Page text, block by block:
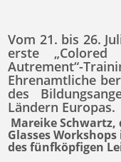
Vom 21. bis 26.
erste
Autrement“-
Ehrenamtliche
des
Ländern Europas.
Mareike Schwartz,
Glasses
des fünfköpfigen